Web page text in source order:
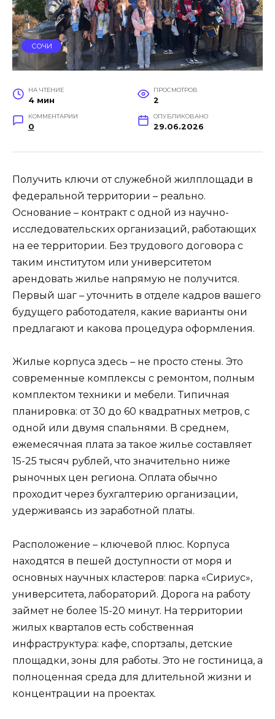
СОЧИ
НА ЧТЕНИЕ
4 мин
ПРОСМОТРОВ
2
КОММЕНТАРИИ
0
ОПУБЛИКОВАНО
29.06.2026
Получить ключи от служебной жилплощади в
федеральной территории – реально.
Основание – контракт с одной из научно-
исследовательских организаций, работающих
на ее территории. Без трудового договора с
таким институтом или университетом
арендовать жилье напрямую не получится.
Первый шаг – уточнить в отделе кадров вашего
будущего работодателя, какие варианты они
предлагают и какова процедура оформления.
Жилые корпуса здесь – не просто стены. Это
современные комплексы с ремонтом, полным
комплектом техники и мебели. Типичная
планировка: от 30 до 60 квадратных метров, с
одной или двумя спальнями. В среднем,
ежемесячная плата за такое жилье составляет
15-25 тысяч рублей, что значительно ниже
рыночных цен региона. Оплата обычно
проходит через бухгалтерию организации,
удерживаясь из заработной платы.
Расположение – ключевой плюс. Корпуса
находятся в пешей доступности от моря и
основных научных кластеров: парка «Сириус»,
университета, лабораторий. Дорога на работу
займет не более 15-20 минут. На территории
жилых кварталов есть собственная
инфраструктура: кафе, спортзалы, детские
площадки, зоны для работы. Это не гостиница, а
полноценная среда для длительной жизни и
концентрации на проектах.